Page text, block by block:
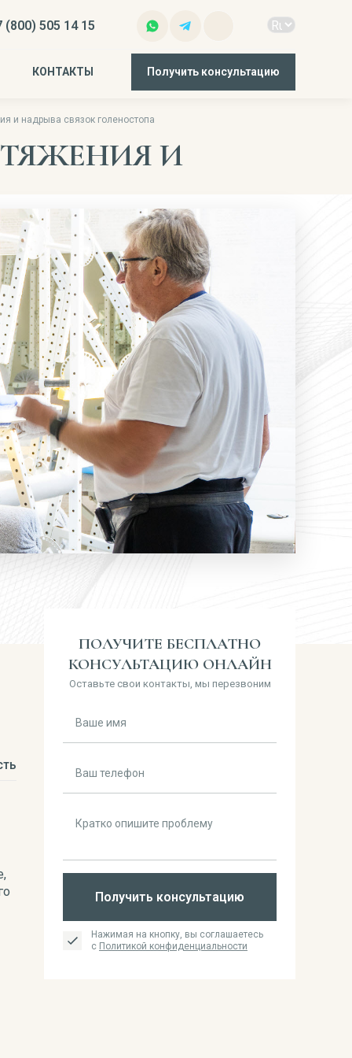
(800) 505 14 15
КОНТАКТЫ Получить консультацию
и надрыва связок голеностопа
И
ПОЛУЧИТЕ БЕСПЛАТНО
КОНСУЛЬТАЦИЮ ОНЛАЙН
Оставьте свои контакты, мы перезвоним
Получить консультацию
Нажимая на кнопку, вы соглашаетесь
с Политикой конфиденциальности